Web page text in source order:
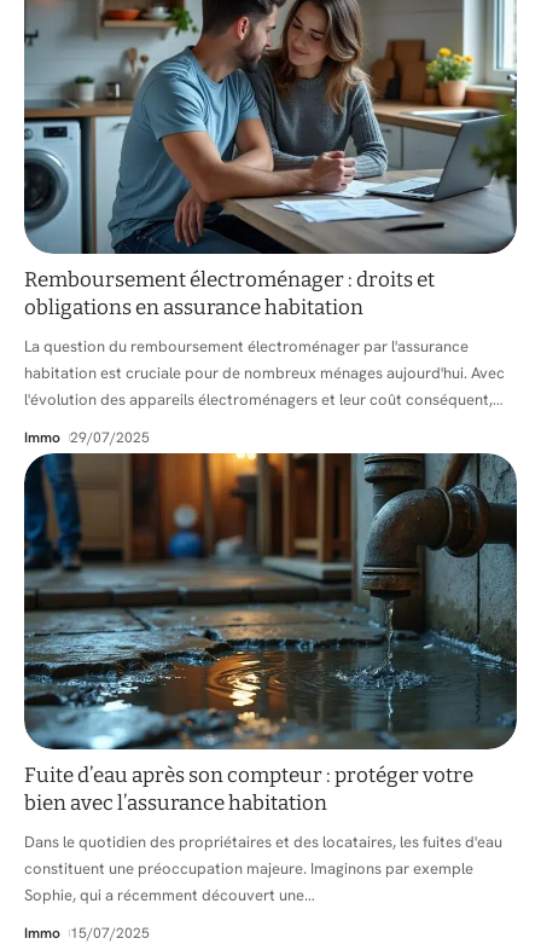
Remboursement électroménager : droits et
obligations en assurance habitation
La question du remboursement électroménager par l'assurance
habitation est cruciale pour de nombreux ménages aujourd'hui. Avec
l'évolution des appareils électroménagers et leur coût conséquent,…
Immo 29/07/2025
Fuite d’eau après son compteur : protéger votre
bien avec l’assurance habitation
Dans le quotidien des propriétaires et des locataires, les fuites d'eau
constituent une préoccupation majeure. Imaginons par exemple
Sophie, qui a récemment découvert une…
Immo 15/07/2025